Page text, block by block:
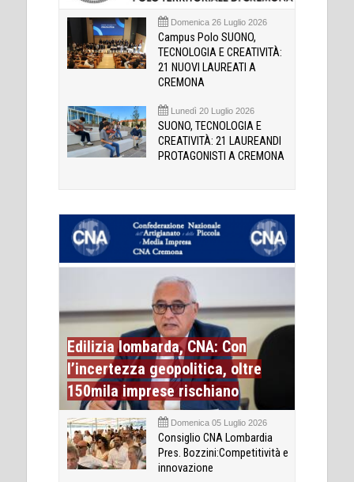
Domenica 26 Luglio 2026
Campus Polo SUONO,
TECNOLOGIA E CREATIVITÀ:
21 NUOVI LAUREATI A
CREMONA
Lunedì 20 Luglio 2026
SUONO, TECNOLOGIA E
CREATIVITÀ: 21 LAUREANDI
PROTAGONISTI A CREMONA
Edilizia lombarda, CNA: Con
l’incertezza geopolitica, oltre
150mila imprese rischiano
Domenica 05 Luglio 2026
Consiglio CNA Lombardia
Pres. Bozzini:Competitività e
innovazione